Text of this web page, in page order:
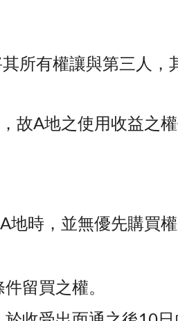
所有權讓與第三人，
故A地之使用收益之
地時，並無優先購買
留買之權。